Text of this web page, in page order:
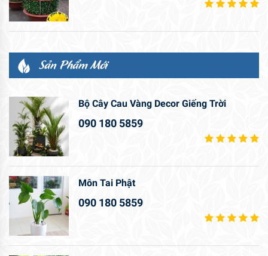
Sản Phẩm Mới
Bộ Cây Cau Vàng Decor Giếng Trời
090 180 5859
Môn Tai Phật
090 180 5859